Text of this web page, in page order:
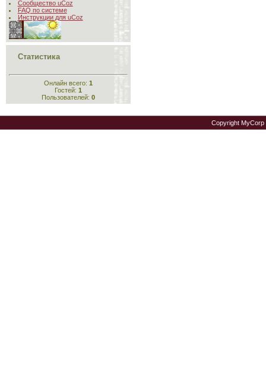
Сообщество uCoz
FAQ по системе
Инструкции для uCoz
Статистика
Онлайн всего: 1
Гостей: 1
Пользователей: 0
Copyright MyCorp